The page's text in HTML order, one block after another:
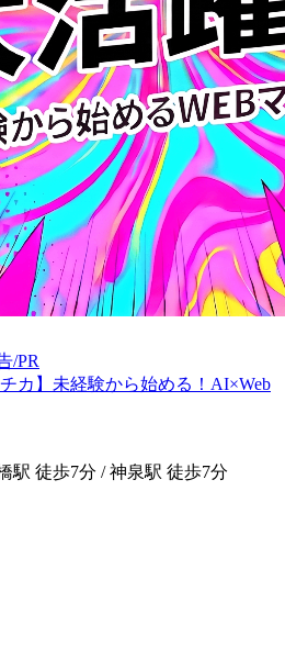
/PR
カ】未経験から始める！AI×Web
駅 徒歩7分 / 神泉駅 徒歩7分